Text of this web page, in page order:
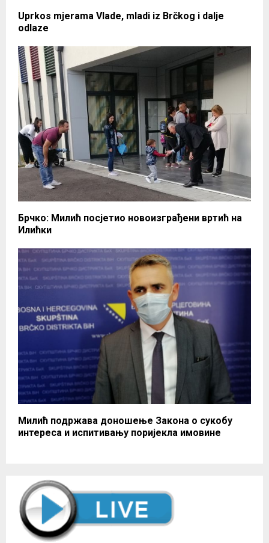
Uprkos mjerama Vlade, mladi iz Brčkog i dalje
odlaze
Брчко: Милић посјетио новоизграђени вртић на
Илићки
Милић подржава доношење Закона о сукобу
интереса и испитивању поријекла имовине